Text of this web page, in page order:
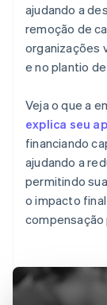
ajudando a
remoção de
organizações
e no plantio
Veja o que a
explica seu
financiando
ajudando a
permitindo
o impacto
compensação